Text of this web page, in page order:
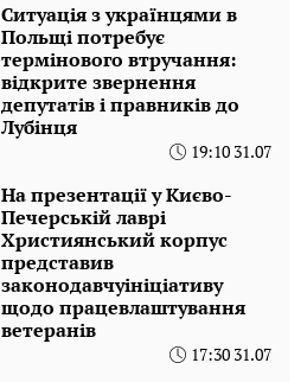
Ситуація з українцями в
Польщі потребує
термінового втручання:
відкрите звернення
депутатів і правників до
Лубінця
19:10 31.07
На презентації у Києво-
Печерській лаврі
Християнський корпус
представив
законодавчуініціативу
щодо працевлаштування
ветеранів
17:30 31.07